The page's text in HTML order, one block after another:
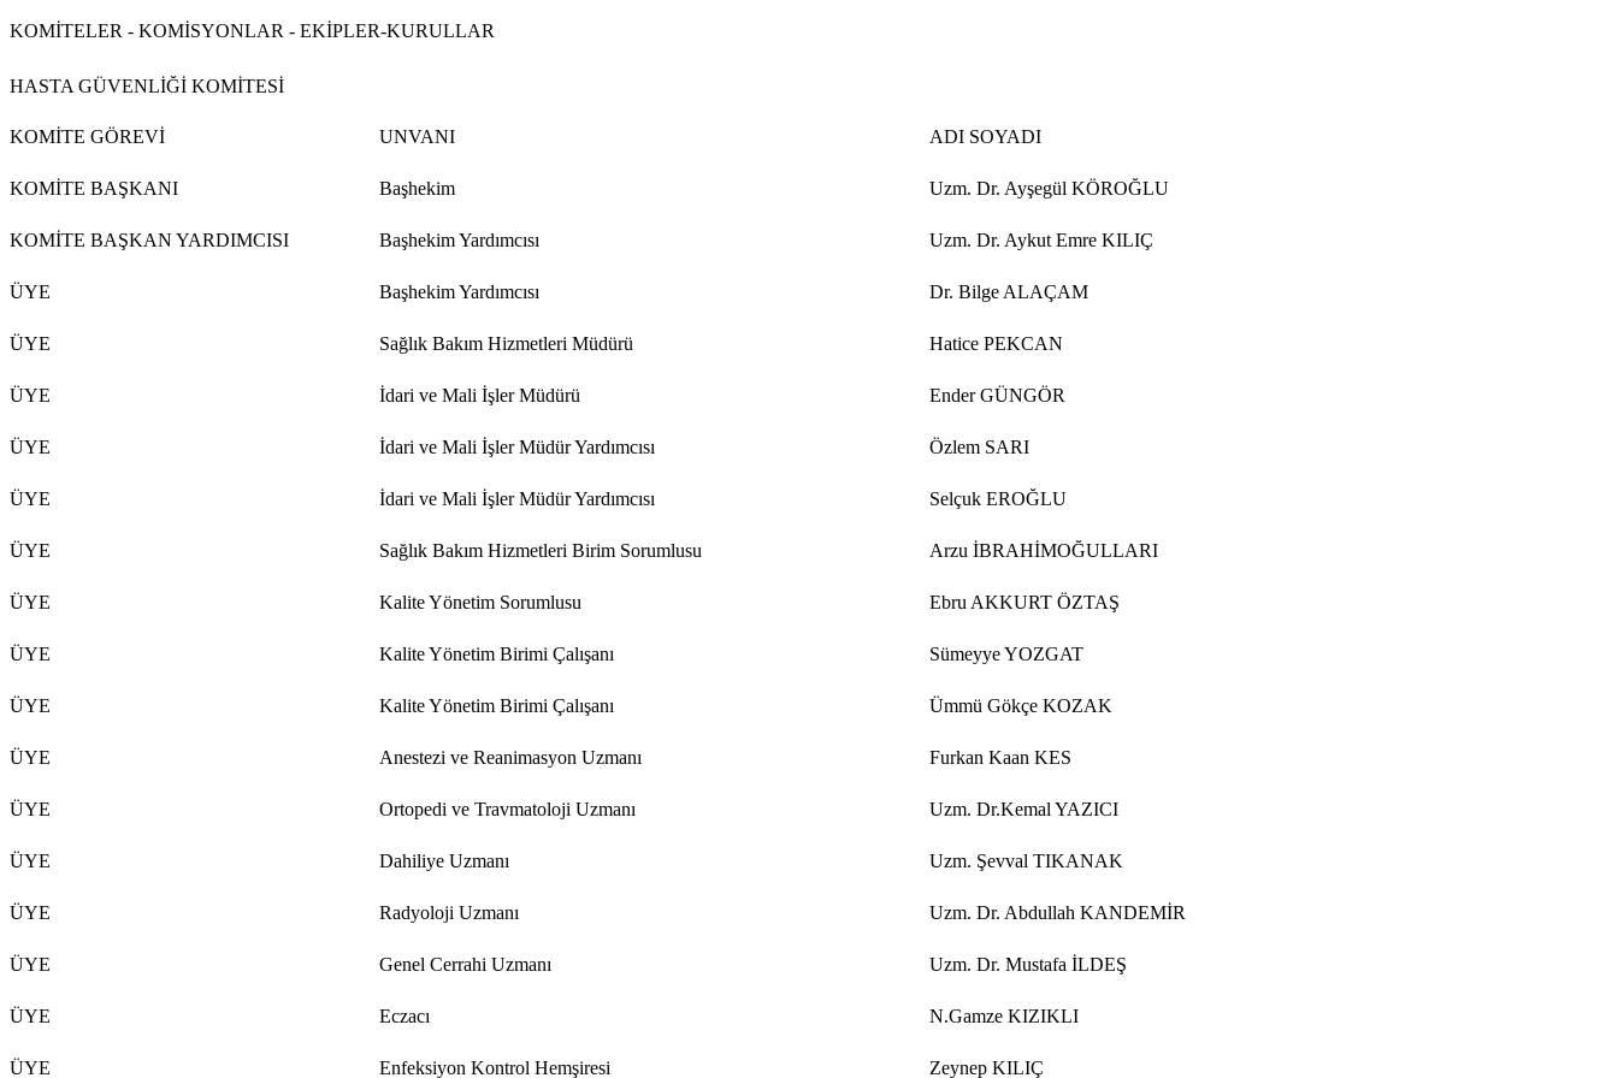
KOMİTELER - KOMİSYONLAR - EKİPLER-KURULLAR
HASTA GÜVENLİĞİ KOMİTESİ
KOMİTE GÖREVİ UNVANI ADI SOYADI
KOMİTE BAŞKANI Başhekim Uzm. Dr. Ayşegül KÖROĞLU
KOMİTE BAŞKAN YARDIMCISI Başhekim Yardımcısı Uzm. Dr. Aykut Emre KILIÇ
ÜYE Başhekim Yardımcısı Dr. Bilge ALAÇAM
ÜYE Sağlık Bakım Hizmetleri Müdürü Hatice PEKCAN
ÜYE İdari ve Mali İşler Müdürü Ender GÜNGÖR
ÜYE İdari ve Mali İşler Müdür Yardımcısı Özlem SARI
ÜYE İdari ve Mali İşler Müdür Yardımcısı Selçuk EROĞLU
ÜYE Sağlık Bakım Hizmetleri Birim Sorumlusu Arzu İBRAHİMOĞULLARI
ÜYE Kalite Yönetim Sorumlusu Ebru AKKURT ÖZTAŞ
ÜYE Kalite Yönetim Birimi Çalışanı Sümeyye YOZGAT
ÜYE Kalite Yönetim Birimi Çalışanı Ümmü Gökçe KOZAK
ÜYE Anestezi ve Reanimasyon Uzmanı Furkan Kaan KES
ÜYE Ortopedi ve Travmatoloji Uzmanı Uzm. Dr.Kemal YAZICI
ÜYE Dahiliye Uzmanı Uzm. Şevval TIKANAK
ÜYE Radyoloji Uzmanı Uzm. Dr. Abdullah KANDEMİR
ÜYE Genel Cerrahi Uzmanı Uzm. Dr. Mustafa İLDEŞ
ÜYE Eczacı N.Gamze KIZIKLI
ÜYE Enfeksiyon Kontrol Hemşiresi Zeynep KILIÇ